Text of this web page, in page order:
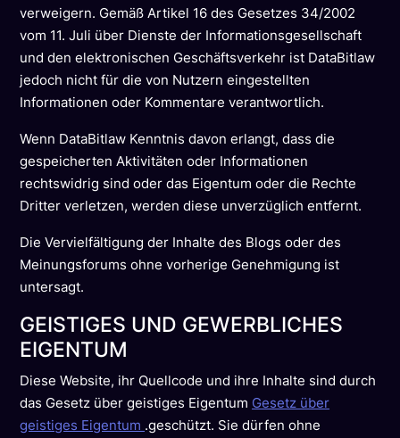
verweigern. Gemäß Artikel 16 des Gesetzes 34/2002
vom 11. Juli über Dienste der Informationsgesellschaft
und den elektronischen Geschäftsverkehr ist DataBitlaw
jedoch nicht für die von Nutzern eingestellten
Informationen oder Kommentare verantwortlich.
Wenn DataBitlaw Kenntnis davon erlangt, dass die
gespeicherten Aktivitäten oder Informationen
rechtswidrig sind oder das Eigentum oder die Rechte
Dritter verletzen, werden diese unverzüglich entfernt.
Die Vervielfältigung der Inhalte des Blogs oder des
Meinungsforums ohne vorherige Genehmigung ist
untersagt.
GEISTIGES UND GEWERBLICHES
EIGENTUM
Diese Website, ihr Quellcode und ihre Inhalte sind durch
das Gesetz über geistiges Eigentum Gesetz über
geistiges Eigentum .geschützt. Sie dürfen ohne